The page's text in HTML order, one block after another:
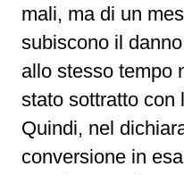
mali, ma di un
subiscono il
allo stesso tempo
stato sottratto con
Quindi, nel
conversione in